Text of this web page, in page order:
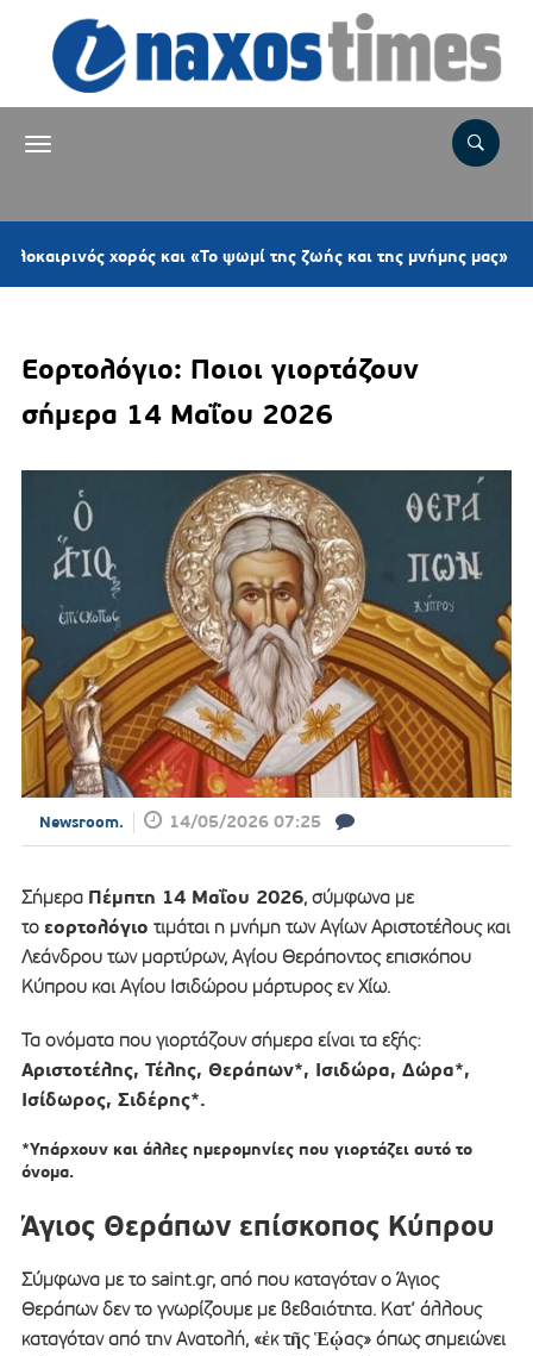
χορός και «Το ψωμί της ζωής και της μνήμης μας» 4
Εορτολόγιο: Ποιοι γιορτάζουν
σήμερα 14 Μαΐου 2026
Newsroom. 14/05/2026 07:25
Σήμερα Πέμπτη 14 Μαΐου 2026, σύμφωνα με
το εορτολόγιο τιμάται η μνήμη των Αγίων Αριστοτέλους και
Λεάνδρου των μαρτύρων, Αγίου Θεράποντος επισκόπου
Κύπρου και Αγίου Ισιδώρου μάρτυρος εν Χίω.
Τα ονόματα που γιορτάζουν σήμερα είναι τα εξής:
Αριστοτέλης, Τέλης, Θεράπων*, Ισιδώρα, Δώρα*,
Ισίδωρος, Σιδέρης*.
*Υπάρχουν και άλλες ημερομηνίες που γιορτάζει αυτό το
όνομα.
Άγιος Θεράπων επίσκοπος Κύπρου
Σύμφωνα με το saint.gr, από που καταγόταν ο Άγιος
Θεράπων δεν το γνωρίζουμε με βεβαιότητα. Κατ’ άλλους
καταγόταν από την Ανατολή, «ἐκ τῆς Ἑῴας» όπως σημειώνει